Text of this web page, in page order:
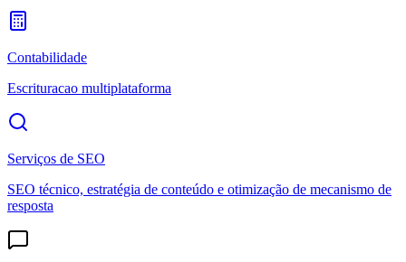
Contabilidade
Escrituracao multiplataforma
Serviços de SEO
SEO técnico, estratégia de conteúdo e otimização de mecanismo de
resposta